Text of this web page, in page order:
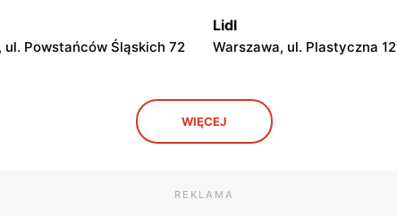
ul. Powstańców Śląskich 72
Lidl
Warszawa, ul. Plastyczna 12
ul. Marii Rodziewiczówny 1 Warszawa, ul. Fort Służew 2
Warszawa, ul. Modlińska 35
WIĘCEJ
REKLAMA